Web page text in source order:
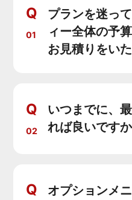
Q
01
プランを迷っ
ィー全体の予
お見積りをい
Q
02
いつまでに、
れば良いです
Q
オプションメ